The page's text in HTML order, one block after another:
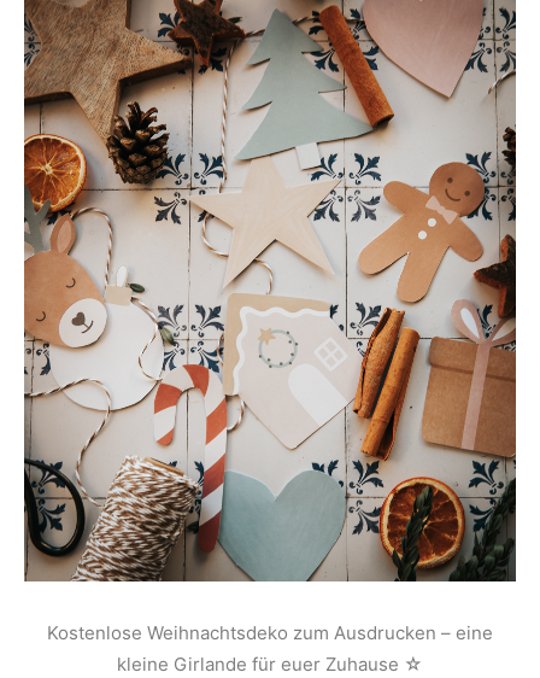
Kostenlose Weihnachtsdeko zum Ausdrucken – eine
kleine Girlande für euer Zuhause ☆